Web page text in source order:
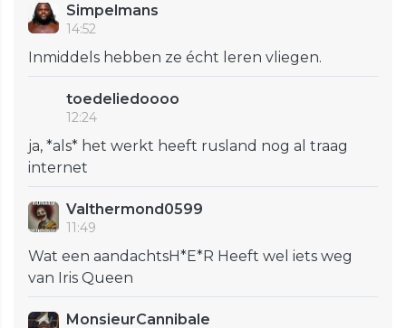
Simpelmans
14:52
Inmiddels hebben ze écht leren vliegen.
toedeliedoooo
12:24
ja, *als* het werkt heeft rusland nog al traag
internet
Valthermond0599
11:49
Wat een aandachtsH*E*R Heeft wel iets weg
van Iris Queen
MonsieurCannibale